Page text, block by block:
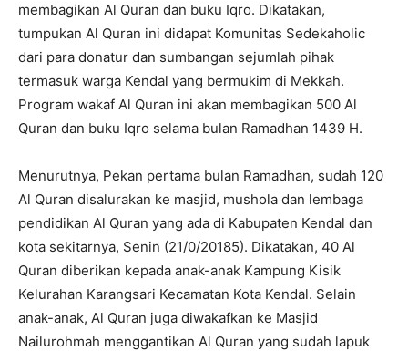
membagikan Al Quran dan buku Iqro. Dikatakan,
tumpukan Al Quran ini didapat Komunitas Sedekaholic
dari para donatur dan sumbangan sejumlah pihak
termasuk warga Kendal yang bermukim di Mekkah.
Program wakaf Al Quran ini akan membagikan 500 Al
Quran dan buku Iqro selama bulan Ramadhan 1439 H.
Menurutnya, Pekan pertama bulan Ramadhan, sudah 120
Al Quran disalurakan ke masjid, mushola dan lembaga
pendidikan Al Quran yang ada di Kabupaten Kendal dan
kota sekitarnya, Senin (21/0/20185). Dikatakan, 40 Al
Quran diberikan kepada anak-anak Kampung Kisik
Kelurahan Karangsari Kecamatan Kota Kendal. Selain
anak-anak, Al Quran juga diwakafkan ke Masjid
Nailurohmah menggantikan Al Quran yang sudah lapuk